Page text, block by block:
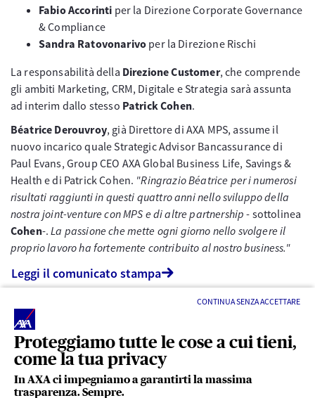
Proteggiamo tutte le cose a cui tieni,
come la tua privacy
In AXA ci impegniamo a garantirti la massima
trasparenza. Sempre.
CONTINUA SENZA ACCETTARE
Fabio Accorinti per la Direzione Corporate Governance
& Compliance
Sandra Ratovonarivo per la Direzione Rischi
La responsabilità della Direzione Customer, che comprende
gli ambiti Marketing, CRM, Digitale e Strategia sarà assunta
ad interim dallo stesso Patrick Cohen.
Béatrice Derouvroy, già Direttore di AXA MPS, assume il
nuovo incarico quale Strategic Advisor Bancassurance di
Paul Evans, Group CEO AXA Global Business Life, Savings &
Health e di Patrick Cohen. "Ringrazio Béatrice per i numerosi
risultati raggiunti in questi quattro anni nello sviluppo della
nostra joint-venture con MPS e di altre partnership- sottolinea
Cohen-.La passione che mette ogni giorno nello svolgere il
proprio lavoro ha fortemente contribuito al nostro business."
Leggi il comunicato stampa